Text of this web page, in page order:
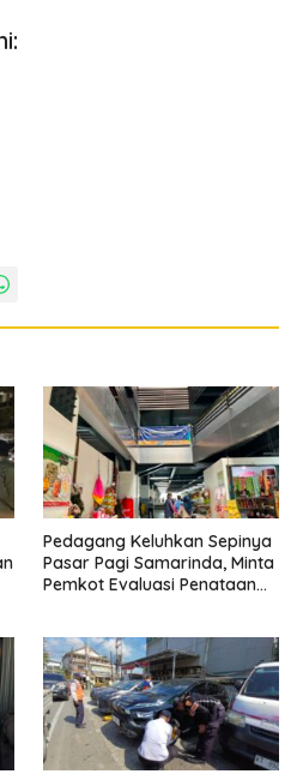
Pedagang Keluhkan Sepinya
Pasar Pagi Samarinda, Minta
Pemkot Evaluasi Penataan